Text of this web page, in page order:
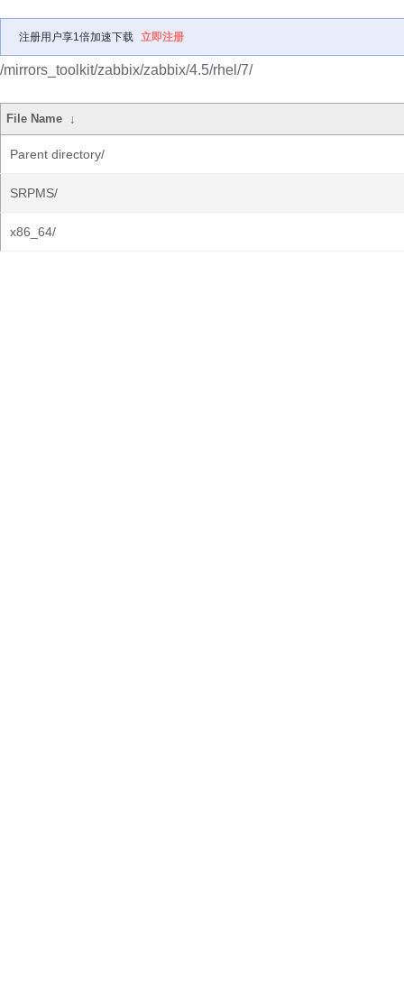
注册用户享1倍加速下载 立即注册
/mirrors_toolkit/zabbix/zabbix/4.5/rhel/7/
File Name ↓
Parent directory/
SRPMS/
x86_64/